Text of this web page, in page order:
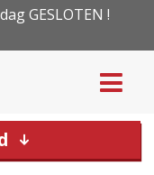
GESLOTEN !